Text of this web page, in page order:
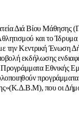
Διά Βίου Μάθησης
και το
την Κεντρική Ένωση
εκδήλωσης
Εθνικής
που οι